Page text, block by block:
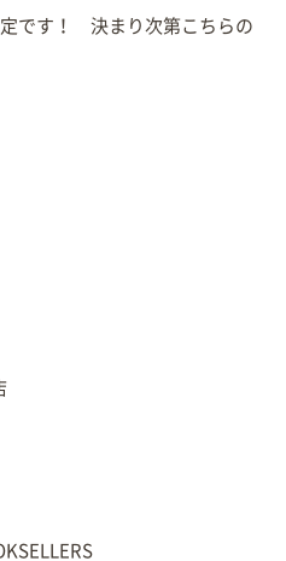
です！ 決まり次第こちらの